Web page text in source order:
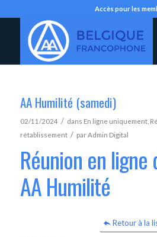
Accès pour les
AA Humilité (samedi)
02/11/2024 / dans En ligne uniquement,
rétablissement / parAdmin Digital
Réunion en ligne
AA Humilité
Retour à la